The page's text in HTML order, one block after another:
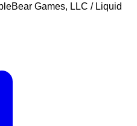
Games, LLC / Liquid